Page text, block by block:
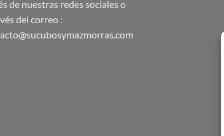
de nuestras redes sociales o
del correo :